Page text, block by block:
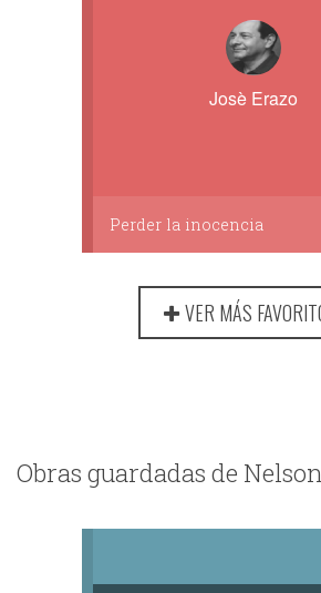
Josè Erazo
Perder la inocencia
VER MÁS
Obras guardadas de